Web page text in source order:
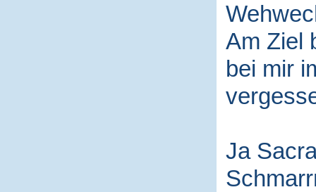
Am Ziel
bei mir
Ja